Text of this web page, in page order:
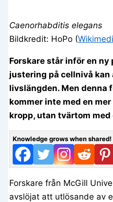
Caenorhabditis elegans
Bildkredit: HoPo (
Forskare står inför en ny
justering på cellnivå kan
livslängden. Men denna
kommer inte med en
kropp, utan tvärtom
Knowledge grows when shared!
Forskare från McGill
avslöjat att utlösande av